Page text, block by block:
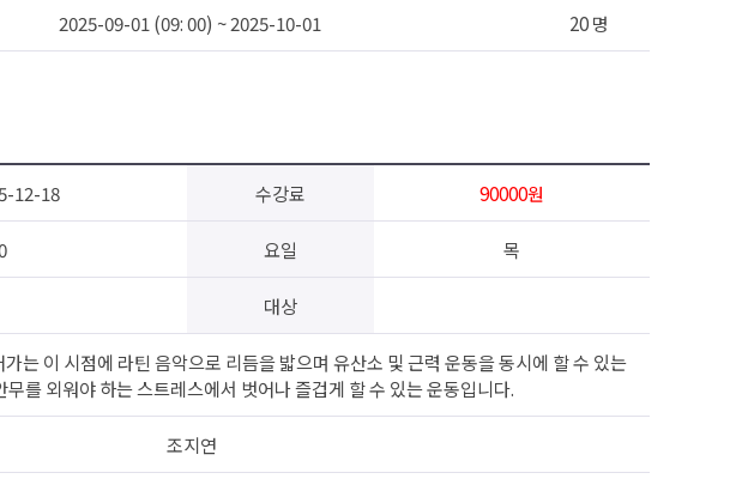
2025-09-01 (09: 00) ~ 2025-10-01 20 명
12-18 수강료 90000원
요일 목
대상
는 이 시점에 라틴 음악으로 리듬을 밟으며 유산소 및 근력 운동을 동시에 할 수 있는
를 외워야 하는 스트레스에서 벗어나 즐겁게 할 수 있는 운동입니다.
조지연